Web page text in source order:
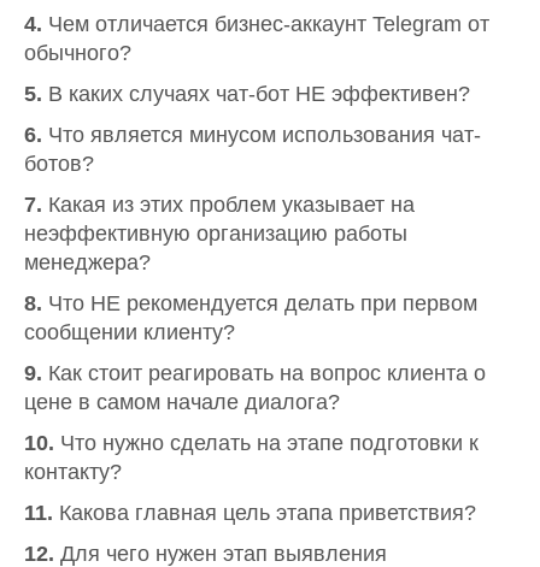
4. Чем отличается бизнес-аккаунт Telegram от
обычного?
5. В каких случаях чат-бот НЕ эффективен?
6. Что является минусом использования чат-
ботов?
7. Какая из этих проблем указывает на
неэффективную организацию работы
менеджера?
8. Что НЕ рекомендуется делать при первом
сообщении клиенту?
9. Как стоит реагировать на вопрос клиента о
цене в самом начале диалога?
10. Что нужно сделать на этапе подготовки к
контакту?
11. Какова главная цель этапа приветствия?
12. Для чего нужен этап выявления